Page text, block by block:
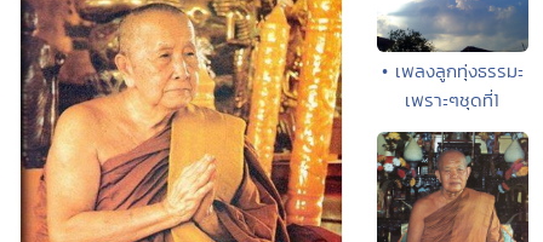
• เพลงลูกทุ่งธรรมะ
เพราะๆชุดที่1